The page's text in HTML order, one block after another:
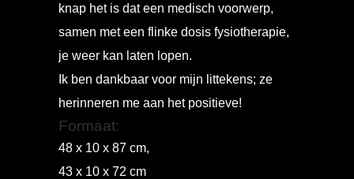
knap het is dat een medisch voorwerp,
samen met een flinke dosis fysiotherapie,
je weer kan laten lopen.
Ik ben dankbaar voor mijn littekens; ze
herinneren me aan het positieve!
Formaat:
48 x 10 x 87 cm,
43 x 10 x 72 cm